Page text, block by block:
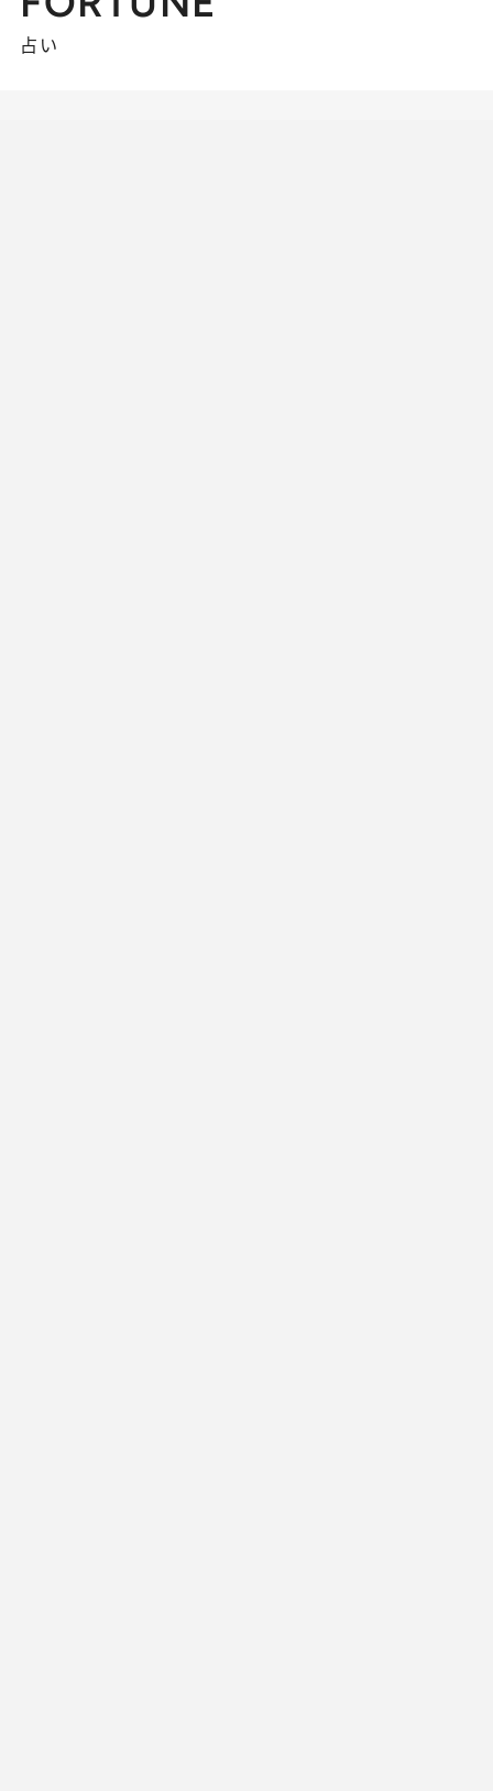
占い